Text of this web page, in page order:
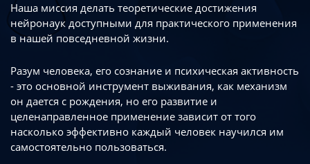
Наша миссия делать теоретические достижения
нейронаук доступными для практического применения
в нашей повседневной жизни.
Разум человека, его сознание и психическая активность
- это основной инструмент выживания, как механизм
он дается с рождения, но его развитие и
целенаправленное применение зависит от того
насколько эффективно каждый человек научился им
самостоятельно пользоваться.